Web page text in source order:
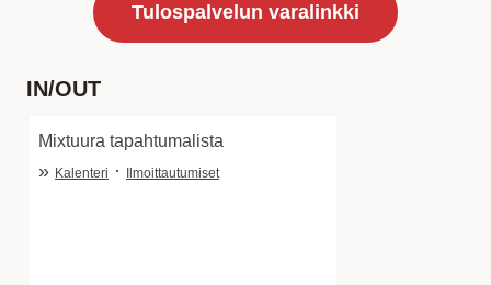
Tulospalvelun varalinkki
IN/OUT
Mixtuura tapahtumalista
» Kalenteri · Ilmoittautumiset